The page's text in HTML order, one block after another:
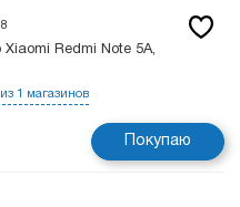
Xiaomi Redmi Note 5A,
1 магазинов
Покупаю